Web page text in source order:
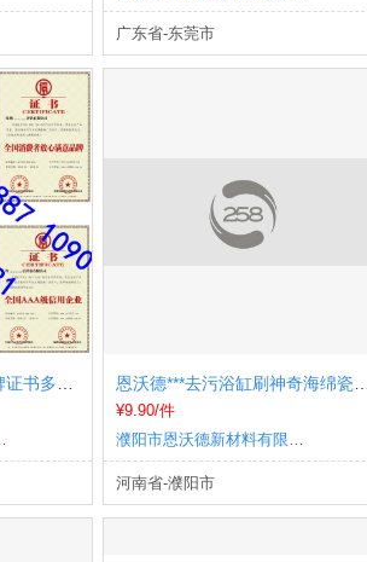
广东省-东莞市
有限公司
¥9.90/件
濮阳市恩沃德新材料有限公司
河南省-濮阳市